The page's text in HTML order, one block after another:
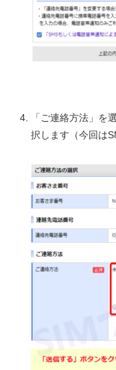
「ご連絡方法」を
択します（今回は